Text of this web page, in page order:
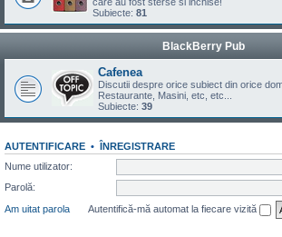
Subiecte: 81
BlackBerry Pub
Cafenea
Discutii despre orice subiect din orice
Restaurante, Masini, etc, etc...
Subiecte: 39
AUTENTIFICARE • ÎNREGISTRARE
Nume utilizator:
Parolă:
Am uitat parola
Autentifică-mă automat la fiecare vizită